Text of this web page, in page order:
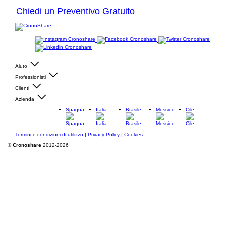
Chiedi un Preventivo Gratuito
Aiuto
Professionisti
Clienti
Azienda
Spagna
Italia Brasile Messico Cile
Termini e condizioni di utilizzo | Privacy Policy | Cookies
©Cronoshare 2012-2026